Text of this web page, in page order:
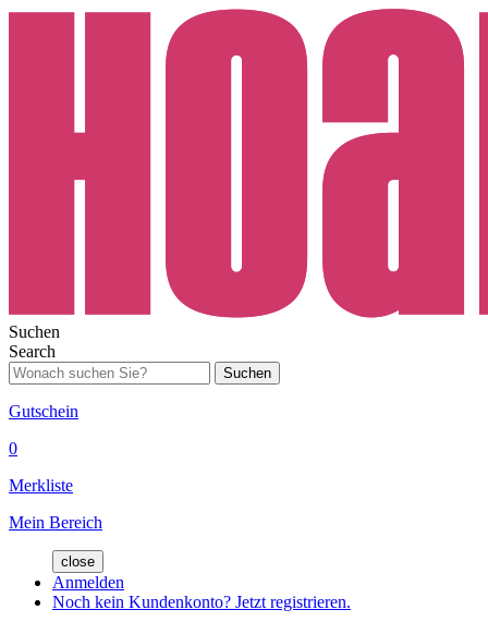
Suchen
Search
Suchen
Gutschein
0
Merkliste
Mein Bereich
close
Anmelden
Noch kein Kundenkonto? Jetzt registrieren.